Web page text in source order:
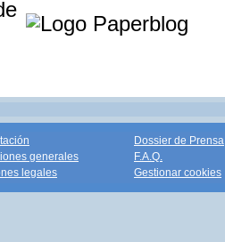
generales
legales
Dossier de Prensa
F.A.Q.
Gestionar cookies